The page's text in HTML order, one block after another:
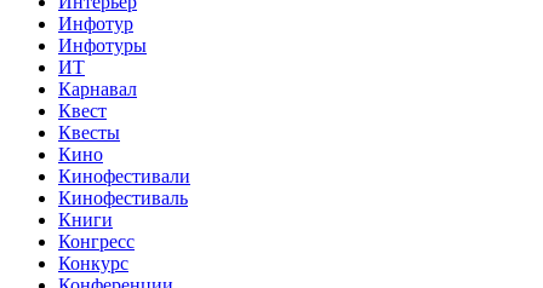
Инфотур
Инфотуры
ИТ
Карнавал
Квест
Квесты
Кино
Кинофестивали
Кинофестиваль
Книги
Конгресс
Конкурс